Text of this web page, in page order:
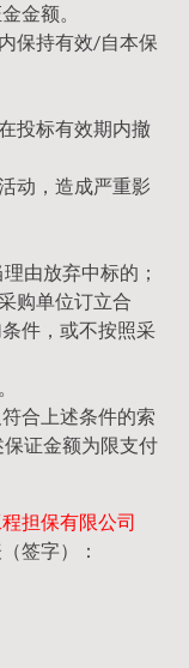
金额。
保持有效/自本保
投标有效期内撤
动，造成严重影
由放弃中标的；
购单位订立合
件，或不按照采
合上述条件的索
证金额为限支付
担保有限公司
签字）：